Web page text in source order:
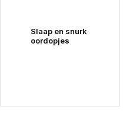
Slaap en snurk
oordopjes